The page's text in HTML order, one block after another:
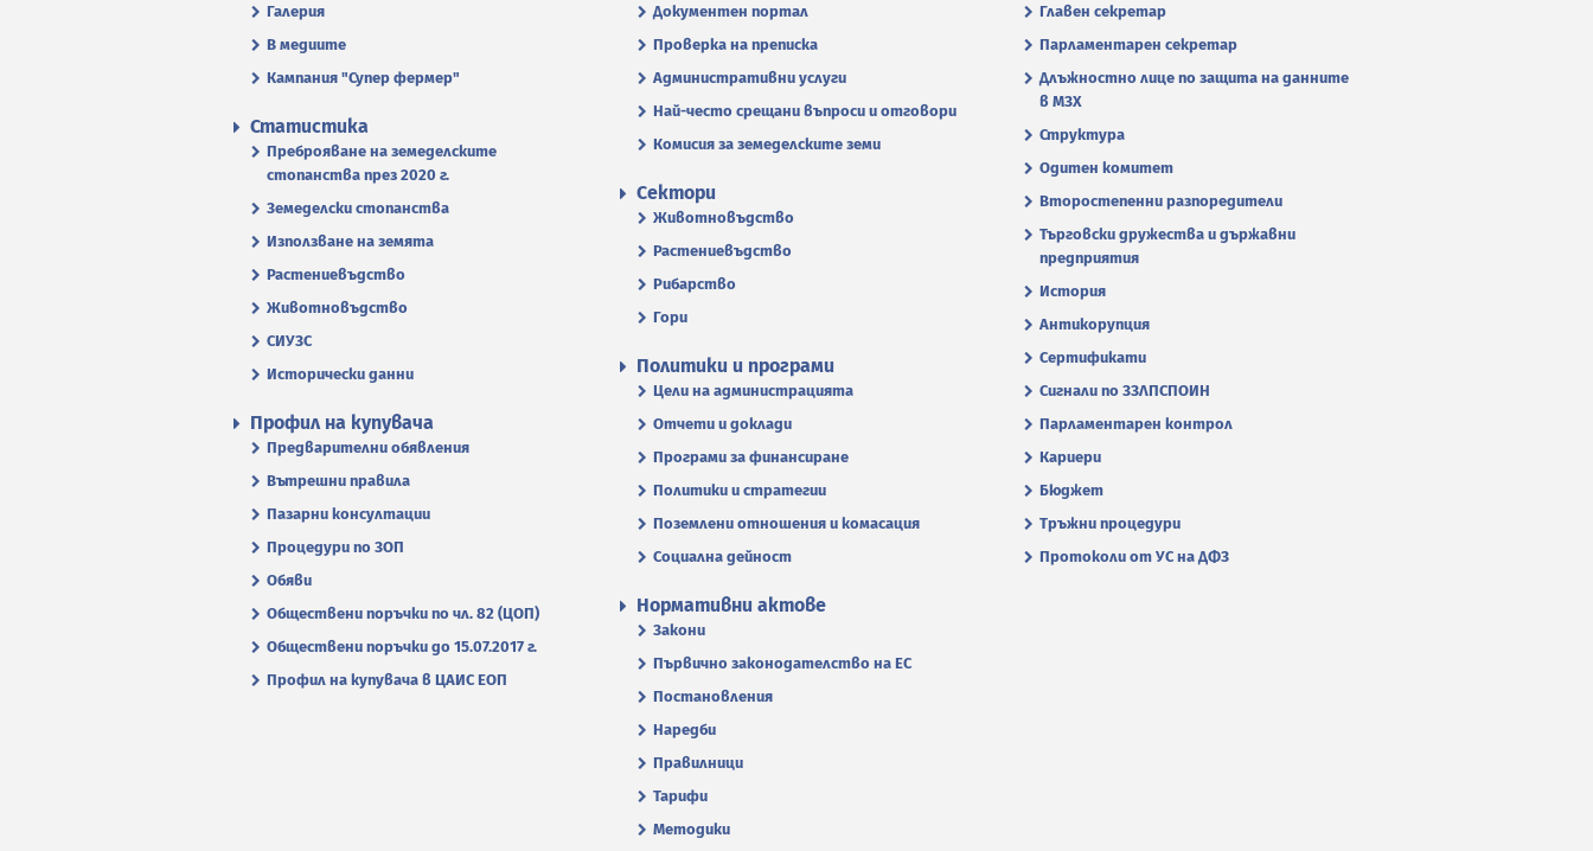
Галерия
В медиите
Кампания "Супер фермер"
Документен портал
Проверка на преписка
Административни услуги
Най-често срещани въпроси и отговори
Комисия за земеделските земи
Главен секретар
Парламентарен секретар
Длъжностно лице по защита на данните
в МЗХ
Структура
Одитен комитет
Второстепенни разпоредители
Търговски дружества и държавни
предприятия
История
Антикорупция
Сертификати
Сигнали по ЗЗЛПСПОИН
Парламентарен контрол
Кариери
Бюджет
Тръжни процедури
Протоколи от УС на ДФЗ
Статистика
Преброяване на земеделските
стопанства през 2020 г.
Земеделски стопанства
Използване на земята
Растениевъдство
Животновъдство
СИУЗС
Исторически данни
Сектори
Животновъдство
Растениевъдство
Рибарство
Гори
Политики и програми
Цели на администрацията
Отчети и доклади
Програми за финансиране
Политики и стратегии
Поземлени отношения и комасация
Социална дейност
Профил на купувача
Предварителни обявления
Вътрешни правила
Пазарни консултации
Процедури по ЗОП
Обяви
Обществени поръчки по чл. 82 (ЦОП)
Обществени поръчки до 15.07.2017 г.
Профил на купувача в ЦАИС ЕОП
Нормативни актове
Закони
Първично законодателство на ЕС
Постановления
Наредби
Правилници
Тарифи
Методики